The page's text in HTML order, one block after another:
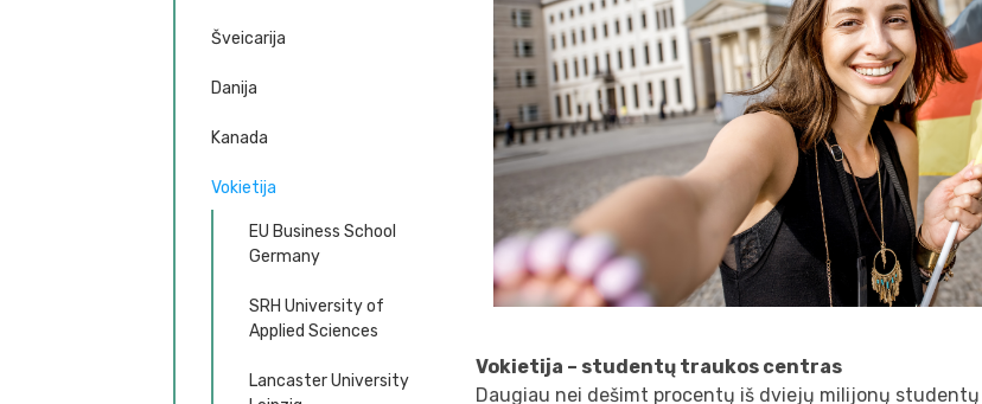
Šveicarija
Danija
Kanada
Vokietija
EU Business School
Germany
SRH University of
Applied Sciences
Lancaster University
Vokietija – studentų traukos centras
Daugiau nei dešimt procentų iš dviejų milijonų